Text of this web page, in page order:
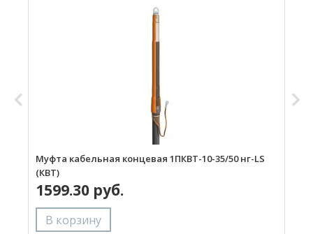
Муфта кабельная концевая 1ПКВТ-10-35/50 нг-LS
(КВТ)
1599.30 руб.